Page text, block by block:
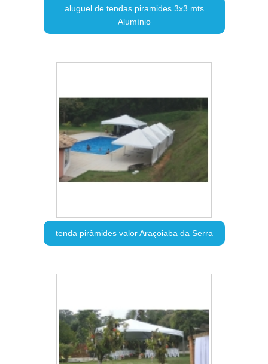
aluguel de tendas piramides 3x3 mts
Alumínio
tenda pirâmides valor Araçoiaba da Serra